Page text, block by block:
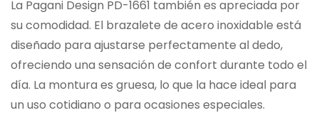
La Pagani Design PD-1661 también es apreciada por
su comodidad. El brazalete de acero inoxidable está
diseñado para ajustarse perfectamente al dedo,
ofreciendo una sensación de confort durante todo el
día. La montura es gruesa, lo que la hace ideal para
un uso cotidiano o para ocasiones especiales.